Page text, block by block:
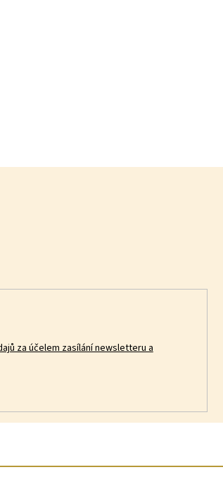
za účelem zasílání newsletteru a